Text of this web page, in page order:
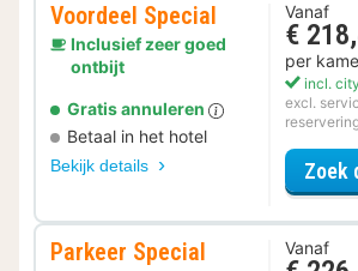
Voordeel Special
Inclusief zeer goed
ontbijt
Gratis annuleren
Betaal in het hotel
Bekijk details
Vanaf
€
per
incl.
excl.
Zoek
Parkeer Special Vanaf